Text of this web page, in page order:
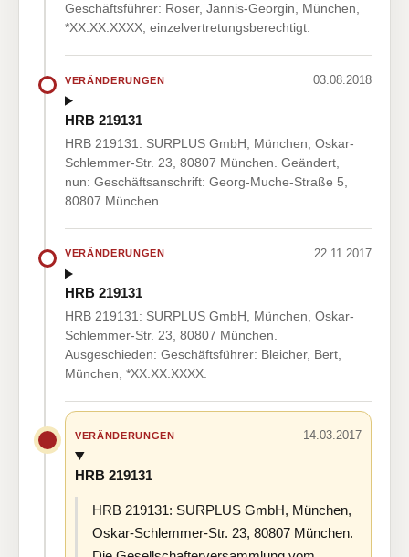
Geschäftsführer: Roser, Jannis-Georgin, München,
*XX.XX.XXXX, einzelvertretungsberechtigt.
VERÄNDERUNGEN 03.08.2018
HRB 219131
HRB 219131: SURPLUS GmbH, München, Oskar-
Schlemmer-Str. 23, 80807 München. Geändert,
nun: Geschäftsanschrift: Georg-Muche-Straße 5,
80807 München.
VERÄNDERUNGEN 22.11.2017
HRB 219131
HRB 219131: SURPLUS GmbH, München, Oskar-
Schlemmer-Str. 23, 80807 München.
Ausgeschieden: Geschäftsführer: Bleicher, Bert,
München, *XX.XX.XXXX.
VERÄNDERUNGEN 14.03.2017
HRB 219131
HRB 219131: SURPLUS GmbH, München,
Oskar-Schlemmer-Str. 23, 80807 München.